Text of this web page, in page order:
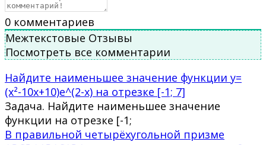
0 комментариев
Межтекстовые Отзывы
Посмотреть все комментарии
Найдите наименьшее значение функции y=
(x²-10x+10)e^(2-x) на отрезке [-1; 7]
Задача. Найдите наименьшее значение
функции на отрезке [-1;
В правильной четырёхугольной призме